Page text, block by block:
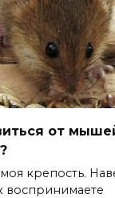
от
крепость.
воспринимаете